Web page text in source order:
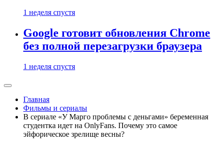
1 неделя спустя
Google готовит обновления Chrome
без полной перезагрузки браузера
1 неделя спустя
Главная
Фильмы и сериалы
В сериале «У Марго проблемы с деньгами» беременная
студентка идет на OnlyFans. Почему это самое
эйфорическое зрелище весны?